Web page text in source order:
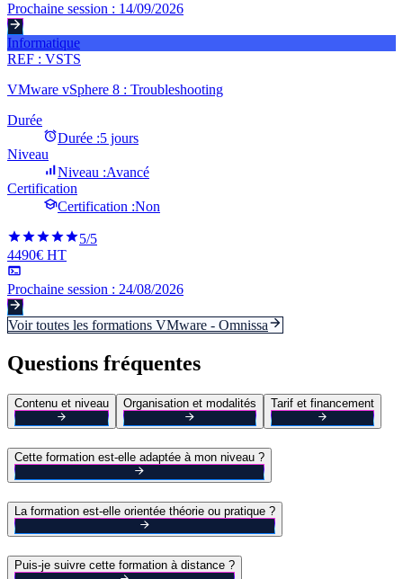
Prochaine session : 14/09/2026
Informatique
REF : VSTS
VMware vSphere 8 : Troubleshooting
Durée
Durée :5 jours
Niveau
Niveau :Avancé
Certification
Certification :Non
5/5
4490€ HT
Prochaine session : 24/08/2026
Voir toutes les formations VMware - Omnissa
Questions fréquentes
Contenu et niveau Organisation et modalités Tarif et financement
Cette formation est-elle adaptée à mon niveau ?
La formation est-elle orientée théorie ou pratique ?
Puis-je suivre cette formation à distance ?